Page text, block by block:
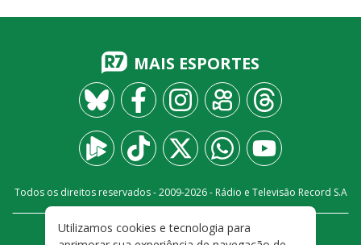
MAIS ESPORTES
Todos os direitos reservados - 2009-2026- Rádio e Televisão Record S.A
FALE CONOSCO PRIVACIDADE
Utilizamos cookies e tecnologia para